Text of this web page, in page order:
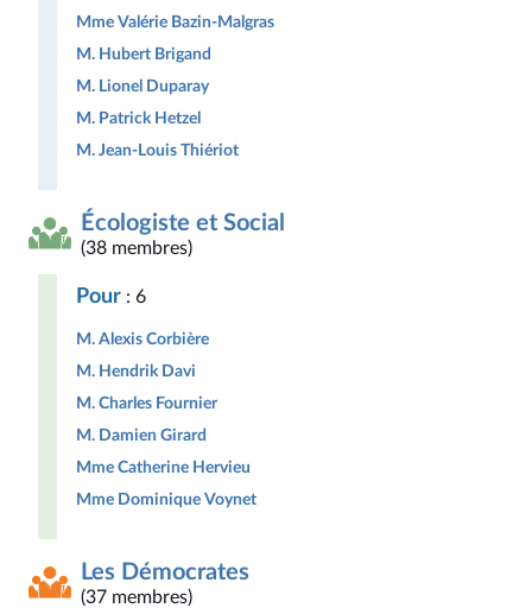
Mme Valérie Bazin-Malgras
M. Hubert Brigand
M. Lionel Duparay
M. Patrick Hetzel
M. Jean-Louis Thiériot
Écologiste et Social
(38 membres)
Pour : 6
M. Alexis Corbière
M. Hendrik Davi
M. Charles Fournier
M. Damien Girard
Mme Catherine Hervieu
Mme Dominique Voynet
Les Démocrates
(37 membres)